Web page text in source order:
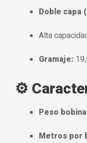
Doble capa
Alta
Gramaje:
⚙️
Peso
Metros por